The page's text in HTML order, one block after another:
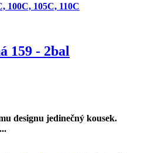
100C, 105C, 110C
159 - 2bal
designu jedinečný kousek.